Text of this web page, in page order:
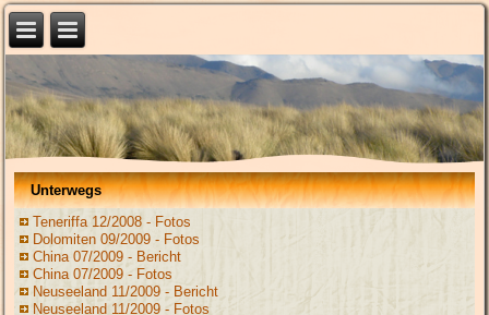
Unterwegs
Teneriffa 12/2008 - Fotos
Dolomiten 09/2009 - Fotos
China 07/2009 - Bericht
China 07/2009 - Fotos
Neuseeland 11/2009 - Bericht
Neuseeland 11/2009 - Fotos